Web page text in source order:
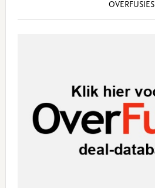
OVERFUSIES